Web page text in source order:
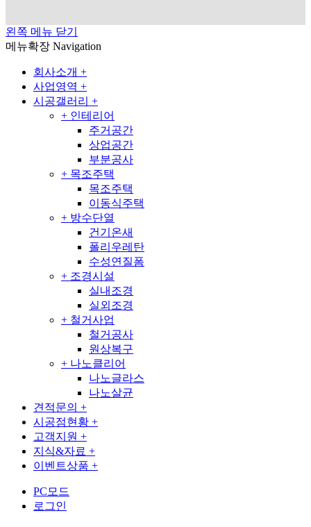
왼쪽 메뉴 닫기
메뉴확장 Navigation
회사소개 +
사업영역 +
시공갤러리 +
+ 인테리어
주거공간
상업공간
부분공사
+ 목조주택
목조주택
이동식주택
+ 방수단열
건기온새
폴리우레탄
수성연질폼
+ 조경시설
실내조경
실외조경
+ 철거사업
철거공사
원상복구
+ 나노클리어
나노글라스
나노살균
견적문의 +
시공점현황 +
고객지원 +
지식&자료 +
이벤트상품 +
PC모드
로그인